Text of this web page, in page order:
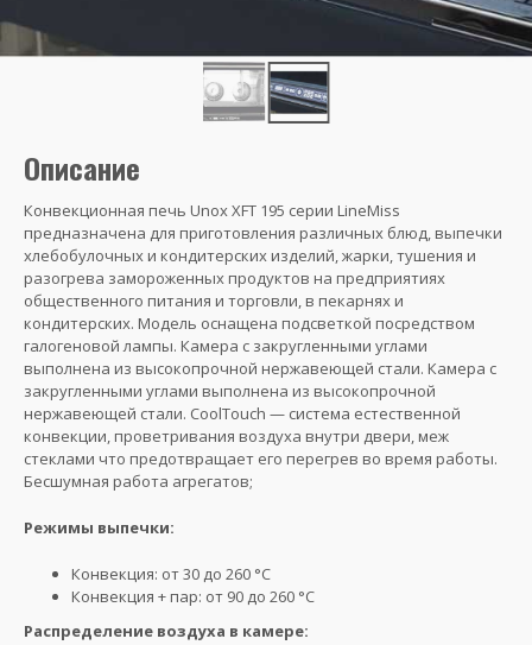
Описание
Конвекционная печь Unox XFT 195 серии LineMiss
предназначена для приготовления различных блюд, выпечки
хлебобулочных и кондитерских изделий, жарки, тушения и
разогрева замороженных продуктов на предприятиях
общественного питания и торговли, в пекарнях и
кондитерских. Модель оснащена подсветкой посредством
галогеновой лампы. Камера с закругленными углами
выполнена из высокопрочной нержавеющей стали. Камера с
закругленными углами выполнена из высокопрочной
нержавеющей стали. CoolTouch — система естественной
конвекции, проветривания воздуха внутри двери, меж
стеклами что предотвращает его перегрев во время работы.
Бесшумная работа агрегатов;
Режимы выпечки:
Конвекция: от 30 до 260 °C
Конвекция + пар: от 90 до 260 °C
Распределение воздуха в камере: